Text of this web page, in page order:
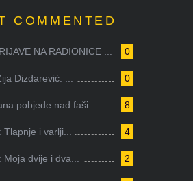
COMMENTED
0
NA RADIONICE ...
0
Dizdarević: ...
8
pobjede nad faši...
4
i varlji...
2
dvije i dva...